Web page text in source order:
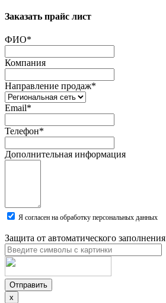
Заказать прайс лист
ФИО*
Компания
Направление продаж*
Email*
Телефон*
Дополнительная информация
Я согласен на обработку персональных данных
Защита от автоматического заполнения
Отправить
x